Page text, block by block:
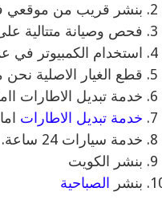
بنشر قريب من موقعي
فحص وصيانة متتالية
استخدام الكمبيوتر في
قطع الغيار الاصلية
خدمة تبديل الاطارات
خدمة تبديل الاطارات
خدمة سيارات 24 ساعة.
بنشر الكويت
بنشر الصباحية